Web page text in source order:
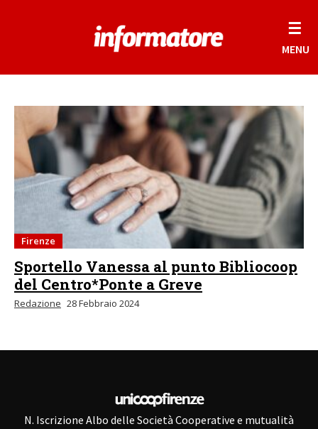
☰
MENU
Firenze
Sportello Vanessa al punto Bibliocoop
del Centro*Ponte a Greve
Redazione 28 Febbraio 2024
N. Iscrizione Albo delle Società Cooperative e mutualità